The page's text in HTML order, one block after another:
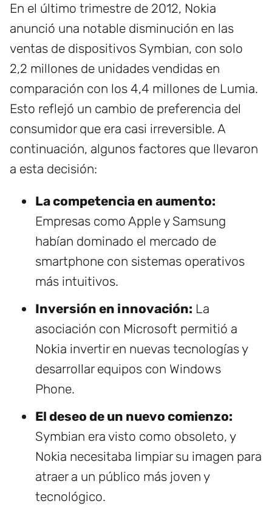
En el último trimestre de 2012, Nokia
anunció una notable disminución en las
ventas de dispositivos Symbian, con solo
2,2 millones de unidades vendidas en
comparación con los 4,4 millones de Lumia.
Esto reflejó un cambio de preferencia del
consumidor que era casi irreversible. A
continuación, algunos factores que llevaron
a esta decisión:
La competencia en aumento:
Empresas como Apple y Samsung
habían dominado el mercado de
smartphone con sistemas operativos
más intuitivos.
Inversión en innovación: La
asociación con Microsoft permitió a
Nokia invertir en nuevas tecnologías y
desarrollar equipos con Windows
Phone.
El deseo de un nuevo comienzo:
Symbian era visto como obsoleto, y
Nokia necesitaba limpiar su imagen para
atraer a un público más joven y
tecnológico.